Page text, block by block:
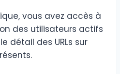
vous avez accès à
des utilisateurs actifs
détail des URLs sur